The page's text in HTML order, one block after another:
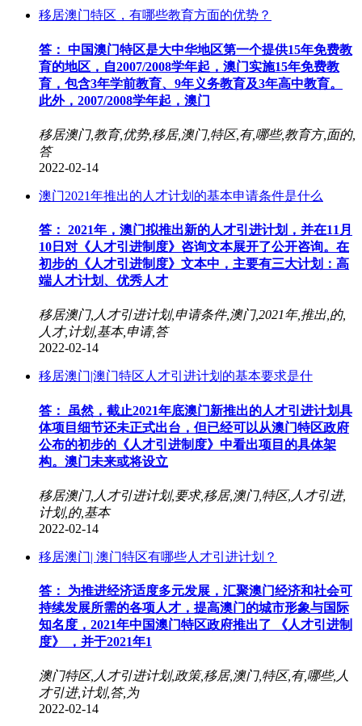
移居澳门特区，有哪些教育方面的优势？
答： 中国澳门特区是大中华地区第一个提供15年免费教
育的地区，自2007/2008学年起，澳门实施15年免费教
育，包含3年学前教育、9年义务教育及3年高中教育。
此外，2007/2008学年起，澳门
移居澳门,教育,优势,移居,澳门,特区,有,哪些,教育方,面的,
答
2022-02-14
澳门2021年推出的人才计划的基本申请条件是什么
答： 2021年，澳门拟推出新的人才引进计划，并在11月
10日对《人才引进制度》咨询文本展开了公开咨询。在
初步的《人才引进制度》文本中，主要有三大计划：高
端人才计划、优秀人才
移居澳门,人才引进计划,申请条件,澳门,2021年,推出,的,
人才,计划,基本,申请,答
2022-02-14
移居澳门|澳门特区人才引进计划的基本要求是什
答： 虽然，截止2021年底澳门新推出的人才引进计划具
体项目细节还未正式出台，但已经可以从澳门特区政府
公布的初步的《人才引进制度》中看出项目的具体架
构。澳门未来或将设立
移居澳门,人才引进计划,要求,移居,澳门,特区,人才引进,
计划,的,基本
2022-02-14
移居澳门| 澳门特区有哪些人才引进计划？
答： 为推进经济适度多元发展，汇聚澳门经济和社会可
持续发展所需的各项人才，提高澳门的城市形象与国际
知名度，2021年中国澳门特区政府推出了 《人才引进制
度》 ，并于2021年1
澳门特区,人才引进计划,政策,移居,澳门,特区,有,哪些,人
才引进,计划,答,为
2022-02-14